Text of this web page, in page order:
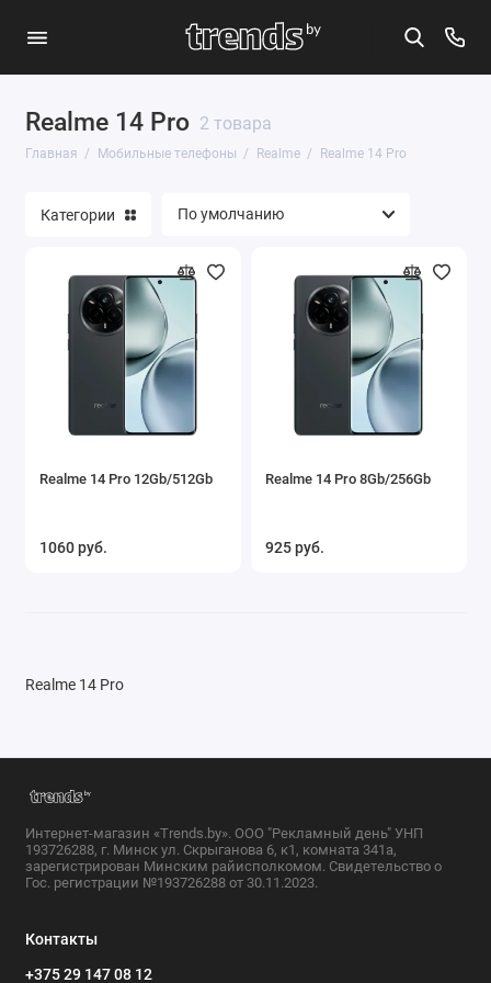
Realme 14 Pro 2 товара
Главная Мобильные телефоны Realme Realme 14 Pro
Apple
Huawei
Realme
Samsung
Категории
Realme 14 Pro 12Gb/512Gb
1060 руб.
Realme 14 Pro 8Gb/256Gb
925 руб.
Realme 14 Pro
Интернет-магазин «Trends.by». ООО "Рекламный день" УНП
193726288, г. Минск ул. Скрыганова 6, к1, комната 341а,
зарегистрирован Минским райисполкомом. Свидетельство о
Гос. регистрации №193726288 от 30.11.2023.
Контакты
+375 29 147 08 12